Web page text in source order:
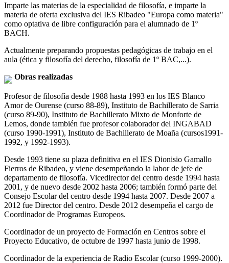
Imparte las materias de la especialidad de filosofía, e imparte la
materia de oferta exclusiva del IES Ribadeo "Europa como materia"
como optativa de libre configuración para el alumnado de 1º
BACH.
Actualmente preparando propuestas pedagógicas de trabajo en el
aula (ética y filosofía del derecho, filosofía de 1º BAC,...).
Obras realizadas
Profesor de filosofía desde 1988 hasta 1993 en los IES Blanco
Amor de Ourense (curso 88-89), Instituto de Bachillerato de Sarria
(curso 89-90), Instituto de Bachillerato Mixto de Monforte de
Lemos, donde también fue profesor colaborador del INGABAD
(curso 1990-1991), Instituto de Bachillerato de Moaña (cursos1991-
1992, y 1992-1993).
Desde 1993 tiene su plaza definitiva en el IES Dionisio Gamallo
Fierros de Ribadeo, y viene desempeñando la labor de jefe de
departamento de filosofía. Vicedirector del centro desde 1994 hasta
2001, y de nuevo desde 2002 hasta 2006; también formó parte del
Consejo Escolar del centro desde 1994 hasta 2007. Desde 2007 a
2012 fue Director del centro. Desde 2012 desempeña el cargo de
Coordinador de Programas Europeos.
Coordinador de un proyecto de Formación en Centros sobre el
Proyecto Educativo, de octubre de 1997 hasta junio de 1998.
Coordinador de la experiencia de Radio Escolar (curso 1999-2000).